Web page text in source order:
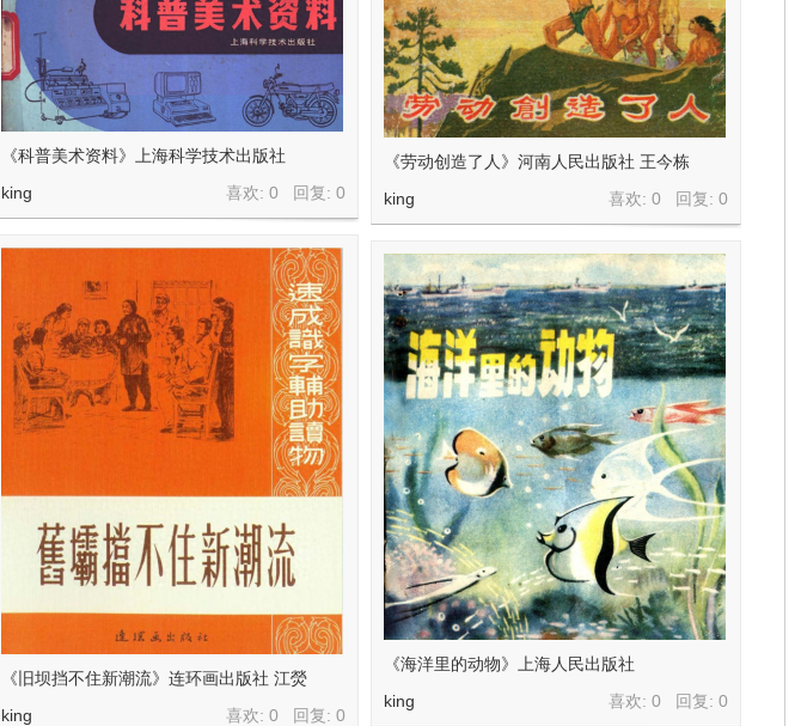
《劳动创造了人》河南人民出版社 王今栋
喜欢: 0 回复:0
king
《科普美术资料》上海科学技术出版社
喜欢: 0 回复:0
king
《旧坝挡不住新潮流》连环画出版社 江熒
喜欢: 0 回复:0
king
《海洋里的动物》上海人民出版社
喜欢: 0 回复:0
king